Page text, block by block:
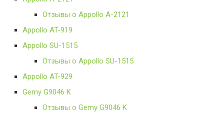
Отзывы о Appollo A-2121
Appollo AT-919
Appollo SU-1515
Отзывы о Appollo SU-1515
Appollo AT-929
Gemy G9046 K
Отзывы о Gemy G9046 K